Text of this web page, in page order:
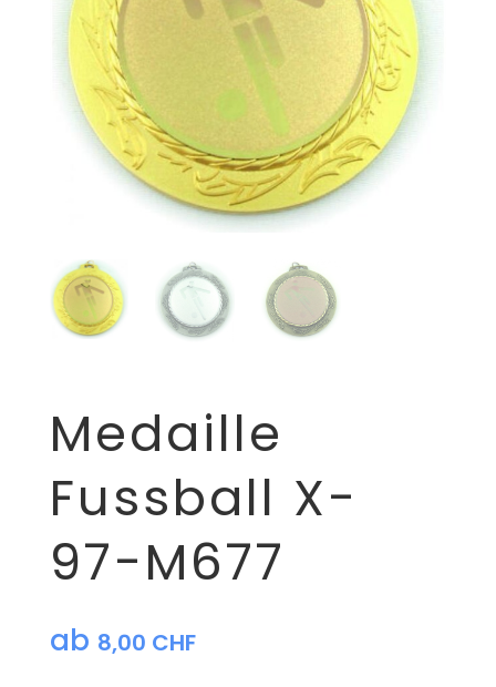
Medaille
Fussball X-
97-M677
ab 8,00 CHF